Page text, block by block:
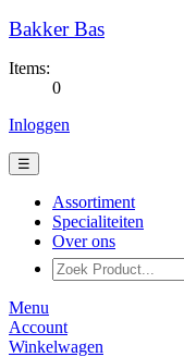
Bakker Bas
Items:
0
Inloggen
☰
Assortiment
Specialiteiten
Over ons
Menu
Account
Winkelwagen